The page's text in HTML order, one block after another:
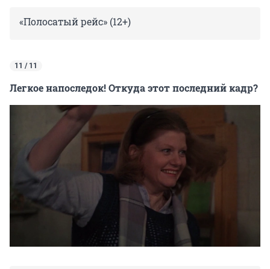
«Полосатый рейс» (12+)
11 / 11
Легкое напоследок! Откуда этот последний кадр?